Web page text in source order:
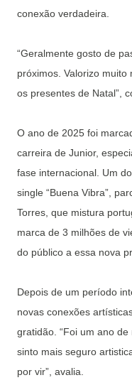
conexão verdadeira.
“Geralmente gosto de
próximos. Valorizo
os presentes de Natal”,
O ano de 2025 foi
carreira de Junior,
fase internacional. Um
single “Buena Vibra”,
Torres, que mistura
marca de 3 milhões de
do público a essa nova
Depois de um período
novas conexões
gratidão. “Foi um ano
sinto mais seguro
por vir”, avalia.